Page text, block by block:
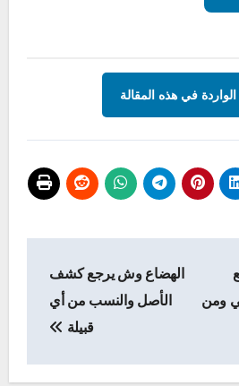
في هذه المقالة
ومن
الهضاع وش يرجع كشف
الأصل والنسب من أي
قبيلة